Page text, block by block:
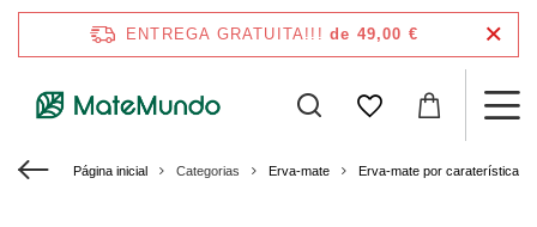
ENTREGA GRATUITA!!! de 49,00 €
Página inicial Categorias Erva-mate Erva-mate por caraterísticas